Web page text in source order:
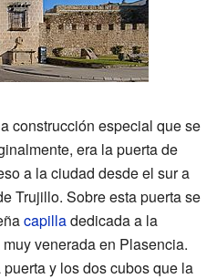
construcción especial que se
era la puerta de
a la ciudad desde el sur a
Trujillo. Sobre esta puerta se
capilladedicada a la
venerada en Plasencia.
puerta y los dos cubos que la